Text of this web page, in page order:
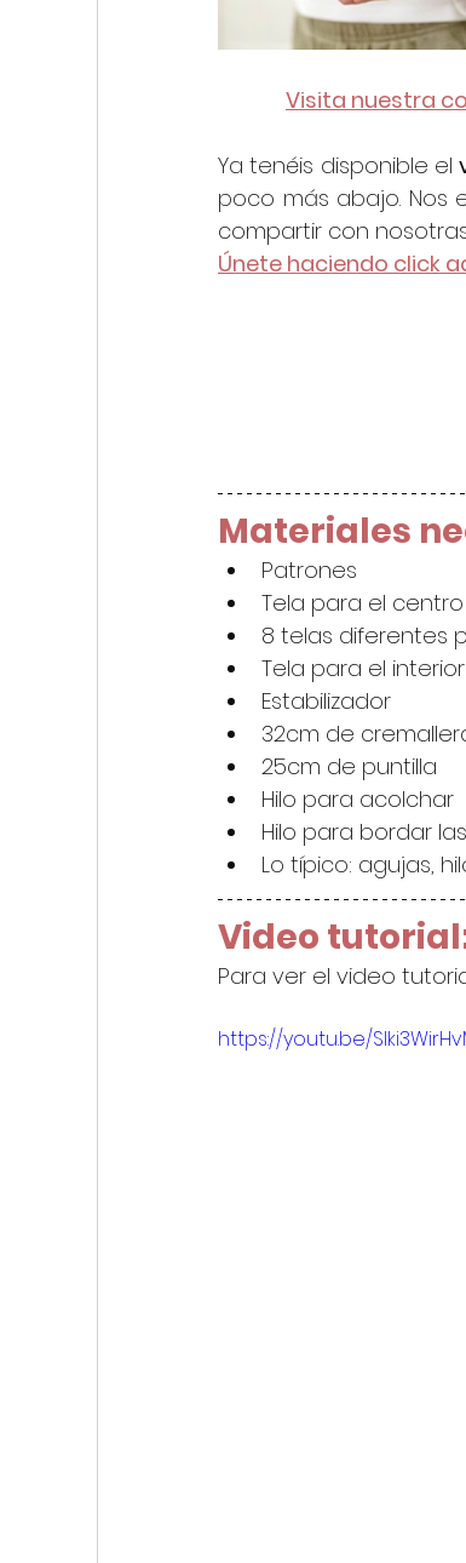
Visita nuestra
Ya tenéis disponible el
poco más abajo. Nos
compartir con
Únete haciendo click
Materiales
Patrones
Tela para el
8 telas diferentes
Tela para el interior
Estabilizador
32cm de
25cm de puntilla
Hilo para acolchar
Hilo para bordar
Lo típico: agujas,
Video
Para ver el video
https://youtu.be/